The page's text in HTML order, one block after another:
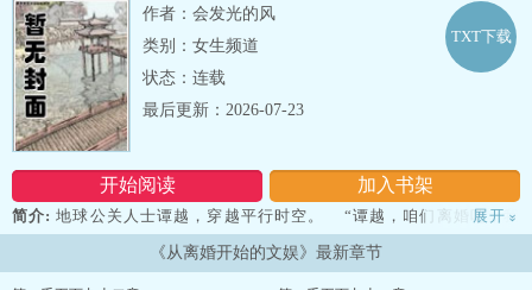
作者：会发光的风
类别：女生频道
状态：连载
开始阅读 加入书架
TXT下载
最后更新：2026-07-23
简介: 地球公关人士谭越，穿越平行时空。 “谭越，咱们离婚吧，我
意已决，不用再求我了。” “那好吧。” 谭越想要好好生活，第一
件事就是离婚。--从离婚开始的文娱...
展开 »
《从离婚开始的文娱》最新章节